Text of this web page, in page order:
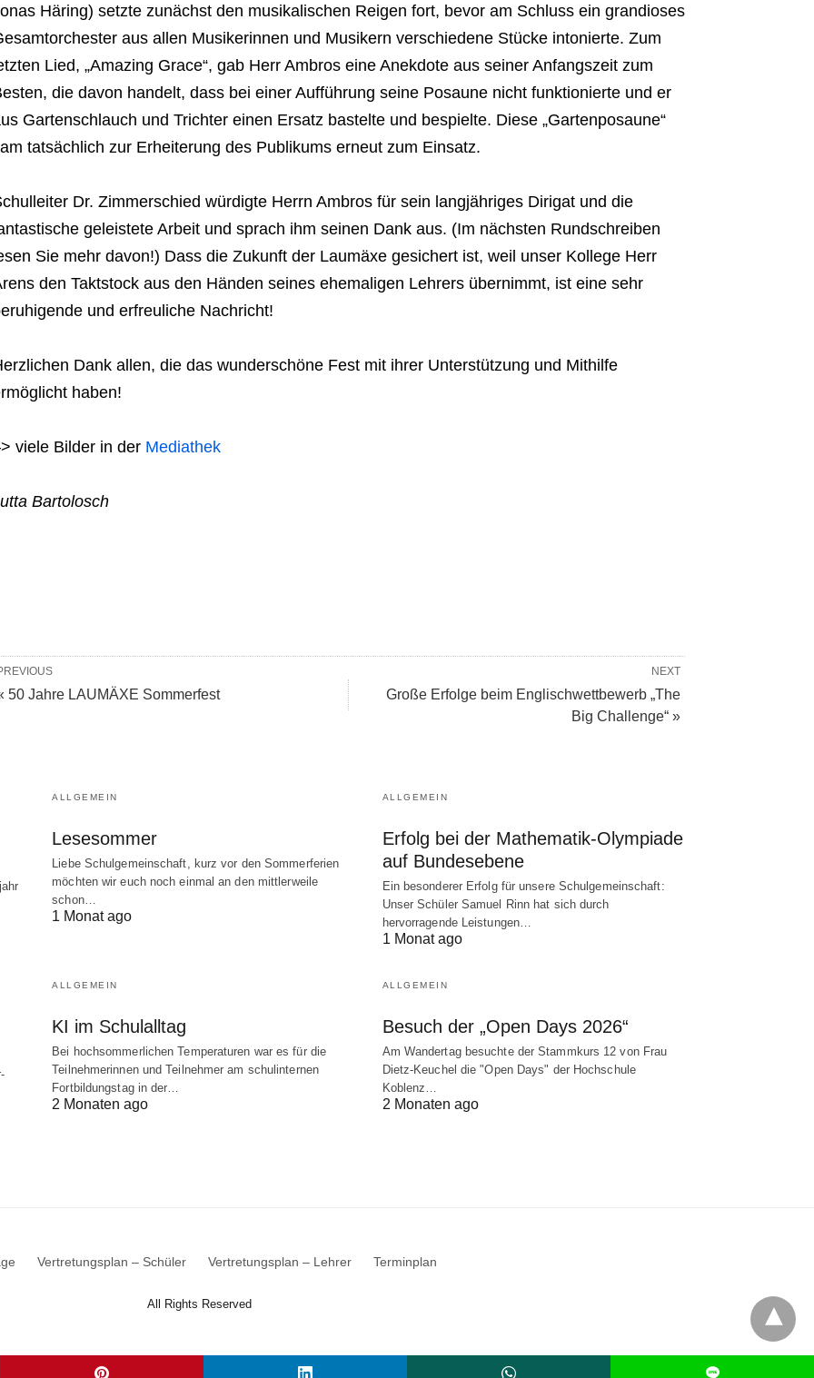
Häring) setzte zunächst den musikalischen Reigen fort, bevor am Schluss ein grandioses
aus allen Musikerinnen und Musikern verschiedene Stücke intonierte. Zum
Lied, „Amazing Grace“, gab Herr Ambros eine Anekdote aus seiner Anfangszeit zum
die davon handelt, dass bei einer Aufführung seine Posaune nicht funktionierte und er
Gartenschlauch und Trichter einen Ersatz bastelte und bespielte. Diese „Gartenposaune“
tatsächlich zur Erheiterung des Publikums erneut zum Einsatz.
Dr. Zimmerschied würdigte Herrn Ambros für sein langjähriges Dirigat und die
geleistete Arbeit und sprach ihm seinen Dank aus. (Im nächsten Rundschreiben
Sie mehr davon!) Dass die Zukunft der Laumäxe gesichert ist, weil unser Kollege Herr
den Taktstock aus den Händen seines ehemaligen Lehrers übernimmt, ist eine sehr
und erfreuliche Nachricht!
Dank allen, die das wunderschöne Fest mit ihrer Unterstützung und Mithilfe
haben!
viele Bilder in der Mediathek
Bartolosch
NEXT
Große Erfolge beim Englischwettbewerb „The
Big Challenge“ »
50 Jahre LAUMÄXE Sommerfest
ALLGEMEIN
Lesesommer
Liebe Schulgemeinschaft, kurz vor den Sommerferien
möchten wir euch noch einmal an den mittlerweile
schon…
1 Monat ago
ALLGEMEIN
Erfolg bei der Mathematik-Olympiade
auf Bundesebene
Ein besonderer Erfolg für unsere Schulgemeinschaft:
Unser Schüler Samuel Rinn hat sich durch
hervorragende Leistungen…
1 Monat ago
ALLGEMEIN
KI im Schulalltag
Bei hochsommerlichen Temperaturen war es für die
Teilnehmerinnen und Teilnehmer am schulinternen
Fortbildungstag in der…
2 Monaten ago
ALLGEMEIN
Besuch der „Open Days 2026“
Am Wandertag besuchte der Stammkurs 12 von Frau
Dietz-Keuchel die "Open Days" der Hochschule
Koblenz…
2 Monaten ago
Vertretungsplan – Schüler Vertretungsplan – Lehrer Terminplan
All Rights Reserved
L